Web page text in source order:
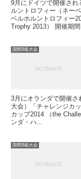
9月にドイツで開催さ
ルントロフィー（ネー
ベルホルントロフィー
Trophy 2013） 開催期間
国際B級大会
3月にオランダで開催
大会）「チャレンジカ
カップ2014 （the
ンダ・ハ...
国際B級大会